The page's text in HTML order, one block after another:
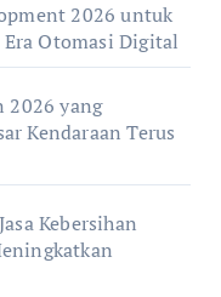
2026 untuk
Otomasi Digital
2026 yang
Kendaraan Terus
Kebersihan